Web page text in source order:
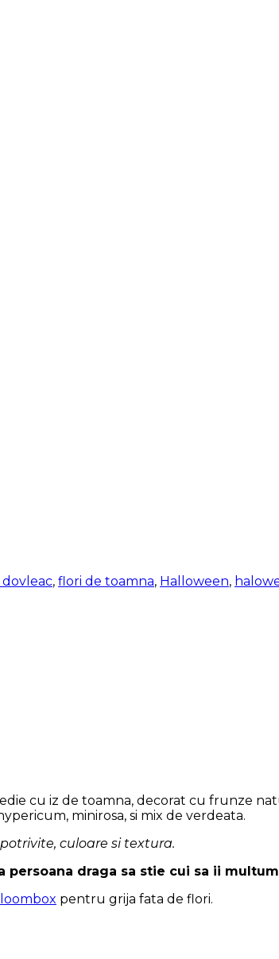
, flori de toamna, Halloween,
cu iz de toamna, decorat cu frunze
minirosa, si mix de verdeata.
culoare si textura.
draga sa stie cui sa ii
pentru grija fata de flori.